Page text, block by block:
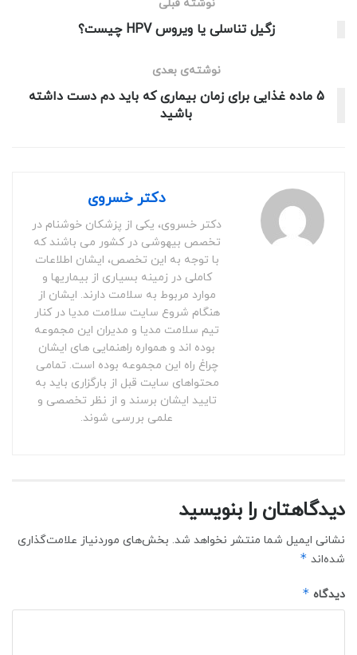
نوشته قبلی
زگیل تناسلی یا ویروس HPV چیست؟
نوشته‌ی بعدی
5 ماده غذایی برای زمان بیماری که باید دم دست داشته
باشید
دکتر خسروی
دکتر خسروی، یکی از پزشکان خوشنام در
تخصص بیهوشی در کشور می باشند که
با توجه به این تخصص، ایشان اطلاعات
کاملی در زمینه بسیاری از بیماریها و
موارد مربوط به سلامت دارند. ایشان از
هنگام شروع سایت سلامت مدیا در کنار
تیم سلامت مدیا و مدیران این مجموعه
بوده اند و همواره راهنمایی های ایشان
چراغ راه این مجموعه بوده است. تمامی
محتواهای سایت قبل از بارگزاری باید به
تایید ایشان برسند و از نظر تخصصی و
علمی بررسی شوند.
دیدگاهتان را بنویسید
نشانی ایمیل شما منتشر نخواهد شد. بخش‌های موردنیاز علامت‌گذاری
شده‌اند *
دیدگاه *